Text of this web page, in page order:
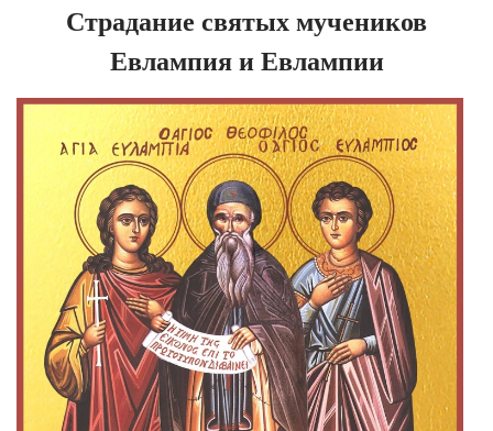
Страдание святых мучеников
Евлампия и Евлампии